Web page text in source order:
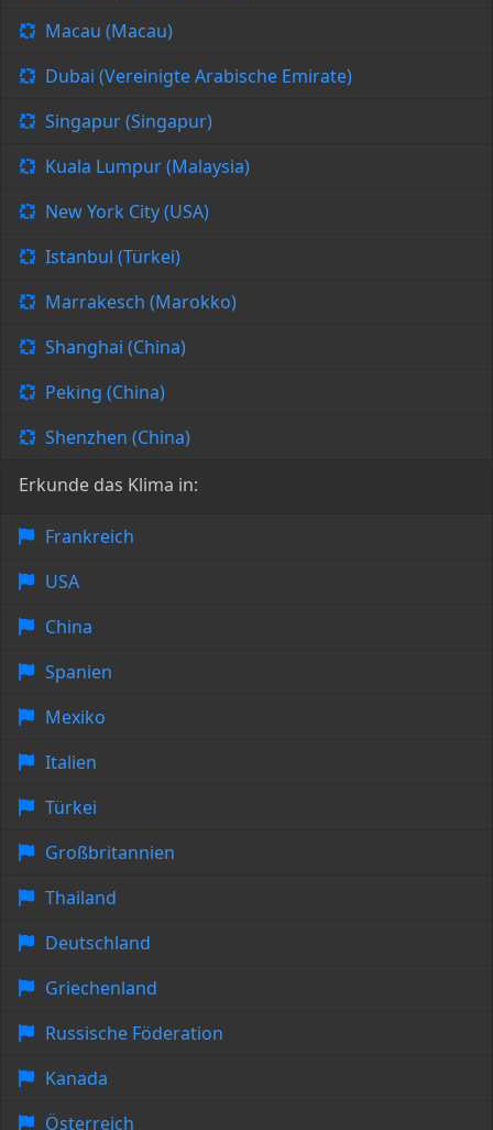
Macau (Macau)
Dubai (Vereinigte Arabische Emirate)
Singapur (Singapur)
Kuala Lumpur (Malaysia)
New York City (USA)
Istanbul (Türkei)
Marrakesch (Marokko)
Shanghai (China)
Peking (China)
Shenzhen (China)
Erkunde das Klima in:
Frankreich
USA
China
Spanien
Mexiko
Italien
Türkei
Großbritannien
Thailand
Deutschland
Griechenland
Russische Föderation
Kanada
Österreich